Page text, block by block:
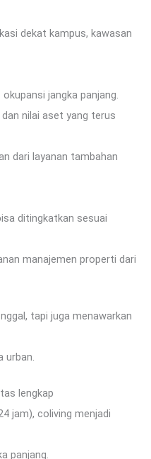
dekat kampus, kawasan
jangka panjang.
nilai aset yang terus
dari layanan tambahan
ditingkatkan sesuai
manajemen properti dari
tapi juga menawarkan
urban.
lengkap
jam), coliving menjadi
panjang.